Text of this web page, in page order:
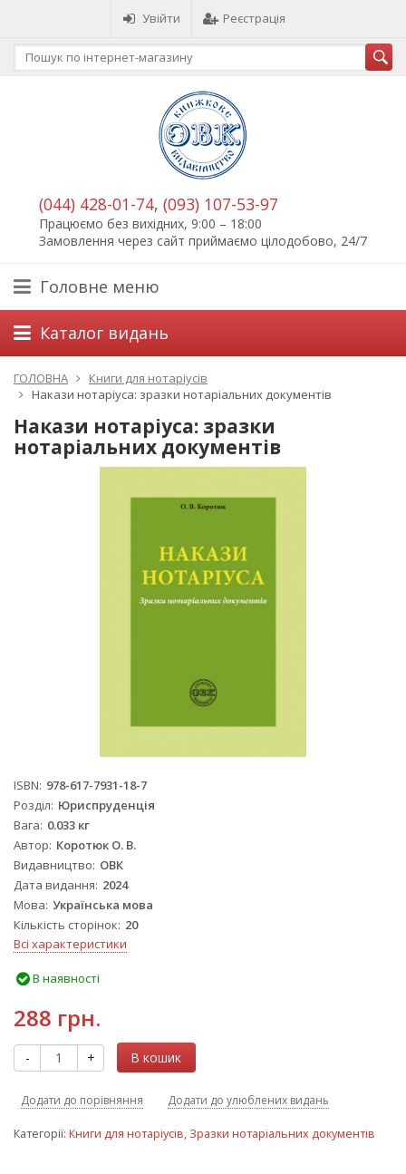
Увійти Реєстрація
(044) 428-01-74, (093) 107-53-97
Працюємо без вихідних, 9:00 – 18:00
Замовлення через сайт приймаємо цілодобово, 24/7
Головне меню
Каталог видань
ГОЛОВНА
Книги для нотаріусів
Накази нотаріуса: зразки нотаріальних документів
Накази нотаріуса: зразки
нотаріальних документів
ISBN 978-617-7931-18-7
Розділ Юриспруденція
Вага 0.033 кг
Автор Коротюк О. В.
Видавництво ОВК
Дата видання 2024
Мова Українська мова
Кількість сторінок 20
Всі характеристики
В наявності
288 грн.
- + В кошик
Додати до порівняння Додати до улюблених видань
Категорії: Книги для нотаріусів, Зразки нотаріальних документів